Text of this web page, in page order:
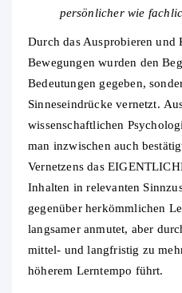
persönlicher wie
Durch das Ausprobieren und
Bewegungen wurden den
Bedeutungen gegeben,
Sinneseindrücke vernetzt.
wissenschaftlichen
man inzwischen auch
Vernetzens das
Inhalten in relevanten
gegenüber herkömmlichen
langsamer anmutet, aber
mittel- und langfristig zu
höherem Lerntempo führt.